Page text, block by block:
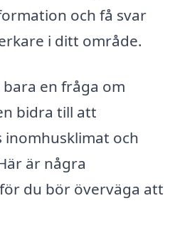
och få svar
i ditt område.
en fråga om
bidra till att
och
är några
du bör överväga att